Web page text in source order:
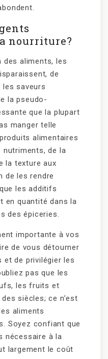
nourriture?
aliments, les
de
saveurs
la pseudo-
que la plupart
manger telle
alimentaires
nutriments, de la
la texture aux
de les rendre
les additifs
en quantité dans la
des épiceries.
importante à vos
de vous détourner
de privilégier les
pas que les
les fruits et
siècles; ce n’est
aliments
Soyez confiant que
nécessaire à la
largement le coût